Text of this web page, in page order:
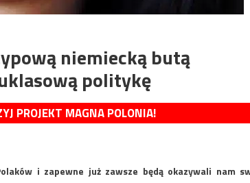
niemiecką butą
politykę
PROJEKT MAGNA POLONIA!
i zapewne już zawsze będą okazywali nam